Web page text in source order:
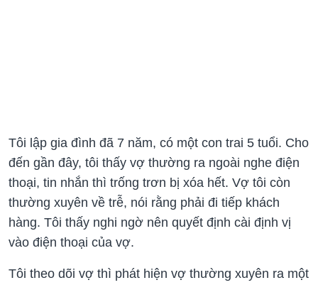
Tôi lập gia đình đã 7 năm, có một con trai 5 tuổi. Cho
đến gần đây, tôi thấy vợ thường ra ngoài nghe điện
thoại, tin nhắn thì trống trơn bị xóa hết. Vợ tôi còn
thường xuyên về trễ, nói rằng phải đi tiếp khách
hàng. Tôi thấy nghi ngờ nên quyết định cài định vị
vào điện thoại của vợ.
Tôi theo dõi vợ thì phát hiện vợ thường xuyên ra một